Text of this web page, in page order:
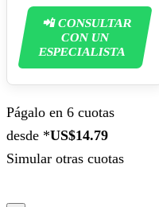
📲 CONSULTAR
CON UN
ESPECIALISTA
Págalo en 6 cuotas
desde *US$14.79
Simular otras cuotas